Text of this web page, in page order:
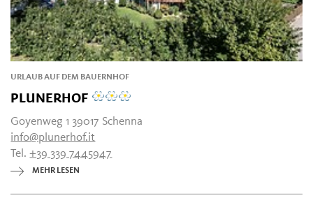
URLAUB AUF DEM BAUERNHOF
PLUNERHOF
Goyenweg 1 39017 Schenna
info@plunerhof.it
Tel.+39 339 7445947
MEHR LESEN